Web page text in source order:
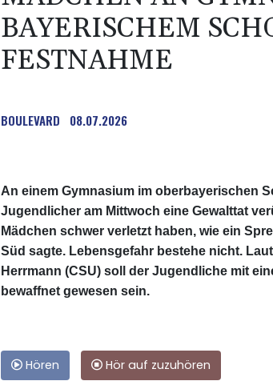
BAYERISCHEM
FESTNAHME
BOULEVARD 08.07.2026
An einem Gymnasium im oberbayerischen
Jugendlicher am Mittwoch eine Gewalttat
Mädchen schwer verletzt haben, wie ein
Süd sagte. Lebensgefahr bestehe nicht.
Herrmann (CSU) soll der Jugendliche mit
bewaffnet gewesen sein.
Hören Hör auf zuzuhören